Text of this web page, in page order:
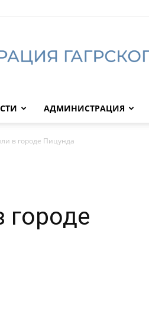
АДМИНИСТРАЦИЯ
в городе Пицунда